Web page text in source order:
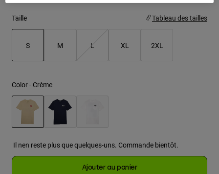
Hats
Shirts
Shorts
Tout acheter
Taille Tableau des tailles
S M L XL 2XL
Color - Crème
Il nen reste plus que quelques-uns. Commande bientôt.
Ajouter au panier